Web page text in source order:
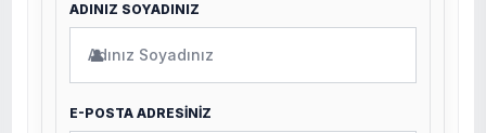
ADINIZ SOYADINIZ
👤
E-POSTA ADRESİNİZ